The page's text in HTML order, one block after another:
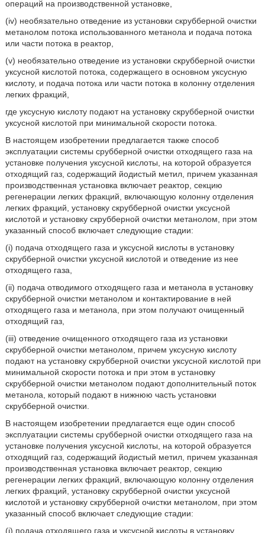
операций на производственной установке,
(iv) необязательно отведение из установки скрубберной очистки
метанолом потока использованного метанола и подача потока
или части потока в реактор,
(v) необязательно отведение из установки скрубберной очистки
уксусной кислотой потока, содержащего в основном уксусную
кислоту, и подача потока или части потока в колонну отделения
легких фракций,
где уксусную кислоту подают на установку скрубберной очистки
уксусной кислотой при минимальной скорости потока.
В настоящем изобретении предлагается также способ
эксплуатации системы срубберной очистки отходящего газа на
установке получения уксусной кислоты, на которой образуется
отходящий газ, содержащий йодистый метил, причем указанная
производственная установка включает реактор, секцию
регенерации легких фракций, включающую колонну отделения
легких фракций, установку скрубберной очистки уксусной
кислотой и установку скрубберной очистки метанолом, при этом
указанный способ включает следующие стадии:
(i) подача отходящего газа и уксусной кислоты в установку
скрубберной очистки уксусной кислотой и отведение из нее
отходящего газа,
(ii) подача отводимого отходящего газа и метанола в установку
скрубберной очистки метанолом и контактирование в ней
отходящего газа и метанола, при этом получают очищенный
отходящий газ,
(iii) отведение очищенного отходящего газа из установки
скрубберной очистки метанолом, причем уксусную кислоту
подают на установку скрубберной очистки уксусной кислотой при
минимальной скорости потока и при этом в установку
скрубберной очистки метанолом подают дополнительный поток
метанола, который подают в нижнюю часть установки
скрубберной очистки.
В настоящем изобретении предлагается еще один способ
эксплуатации системы срубберной очистки отходящего газа на
установке получения уксусной кислоты, на которой образуется
отходящий газ, содержащий йодистый метил, причем указанная
производственная установка включает реактор, секцию
регенерации легких фракций, включающую колонну отделения
легких фракций, установку скрубберной очистки уксусной
кислотой и установку скрубберной очистки метанолом, при этом
указанный способ включает следующие стадии:
(i) подача отходящего газа и уксусной кислоты в установку